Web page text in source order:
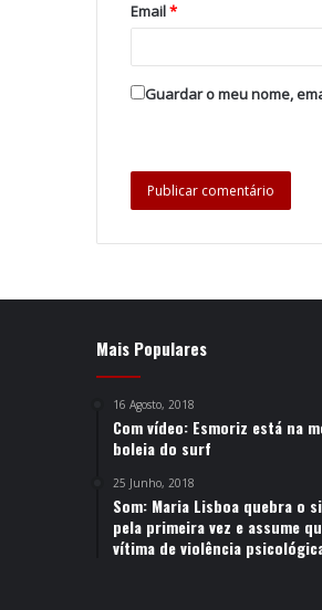
Email*
Guardar o meu nome,
Mais Populares
16 Agosto, 2018
Com vídeo: Esmoriz está na
boleia do surf
25 Junho, 2018
Som: Maria Lisboa quebra o
pela primeira vez e assume
vítima de violência